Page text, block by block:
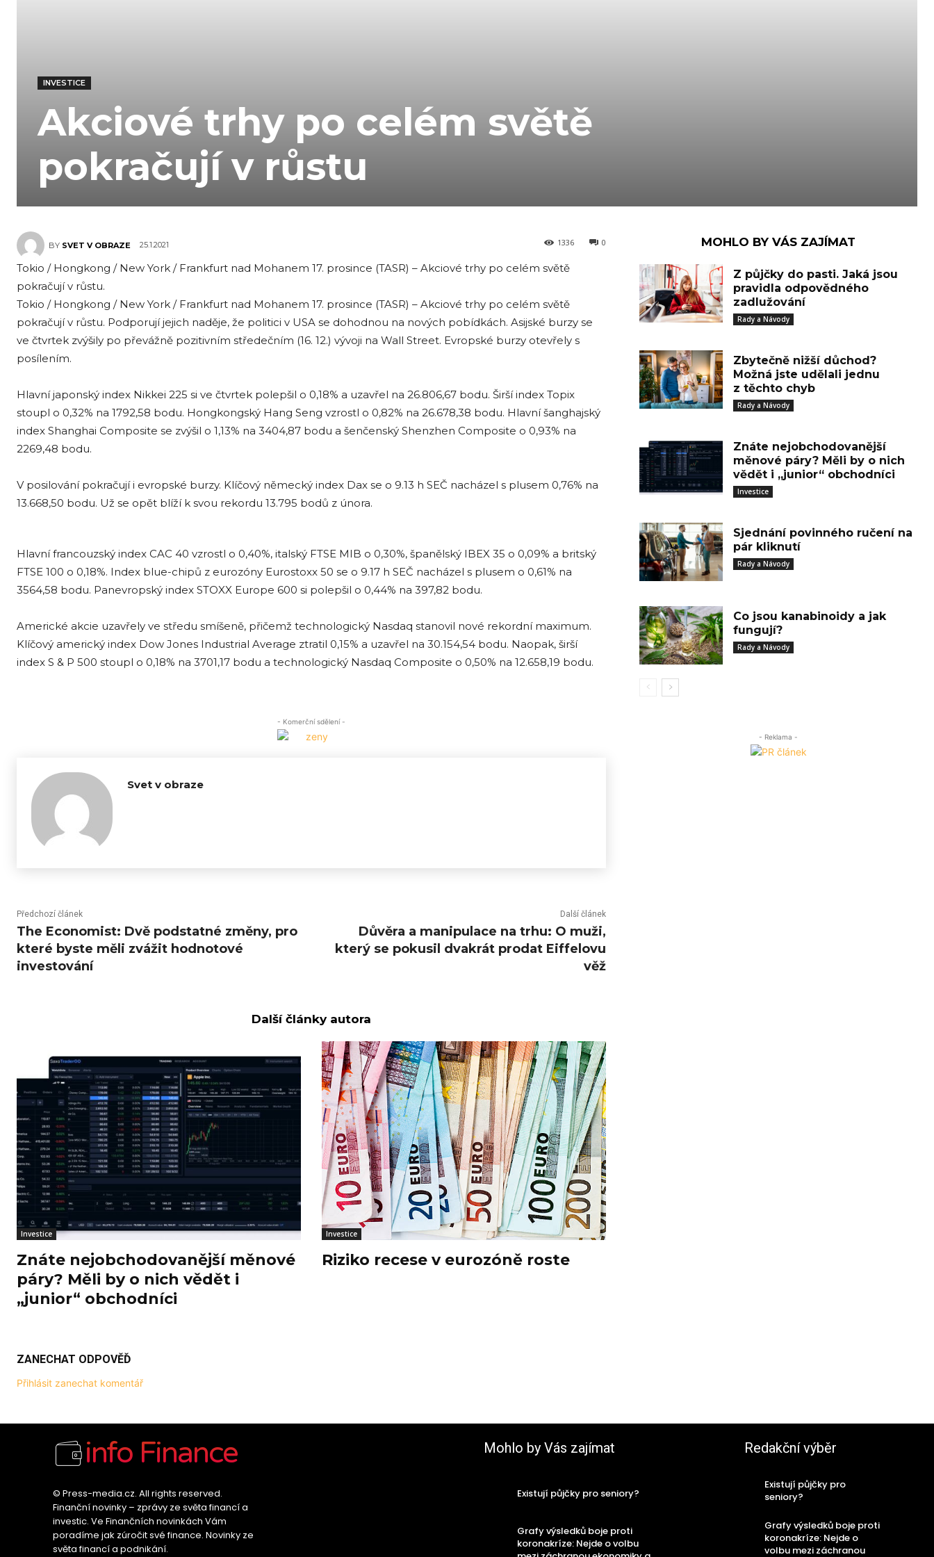
INVESTICE
Akciové trhy po celém světě
pokračují v růstu
BY SVET V OBRAZE 25.1.2021 0
1336
Tokio / Hongkong / New York / Frankfurt nad Mohanem 17. prosince (TASR) – Akciové trhy po celém světě
pokračují v růstu.
Tokio / Hongkong / New York / Frankfurt nad Mohanem 17. prosince (TASR) – Akciové trhy po celém světě
pokračují v růstu. Podporují jejich naděje, že politici v USA se dohodnou na nových pobídkách. Asijské burzy se
ve čtvrtek zvýšily po převážně pozitivním středečním (16. 12.) vývoji na Wall Street. Evropské burzy otevřely s
posílením.
Hlavní japonský index Nikkei 225 si ve čtvrtek polepšil o 0,18% a uzavřel na 26.806,67 bodu. Širší index Topix
stoupl o 0,32% na 1792,58 bodu. Hongkongský Hang Seng vzrostl o 0,82% na 26.678,38 bodu. Hlavní šanghajský
index Shanghai Composite se zvýšil o 1,13% na 3404,87 bodu a šenčenský Shenzhen Composite o 0,93% na
2269,48 bodu.
V posilování pokračují i ​​evropské burzy. Klíčový německý index Dax se o 9.13 h SEČ nacházel s plusem 0,76% na
13.668,50 bodu. Už se opět blíží k svou rekordu 13.795 bodů z února.
Hlavní francouzský index CAC 40 vzrostl o 0,40%, italský FTSE MIB o 0,30%, španělský IBEX 35 o 0,09% a britský
FTSE 100 o 0,18%. Index blue-chipů z eurozóny Eurostoxx 50 se o 9.17 h SEČ nacházel s plusem o 0,61% na
3564,58 bodu. Panevropský index STOXX Europe 600 si polepšil o 0,44% na 397,82 bodu.
Americké akcie uzavřely ve středu smíšeně, přičemž technologický Nasdaq stanovil nové rekordní maximum.
Klíčový americký index Dow Jones Industrial Average ztratil 0,15% a uzavřel na 30.154,54 bodu. Naopak, širší
index S & P 500 stoupl o 0,18% na 3701,17 bodu a technologický Nasdaq Composite o 0,50% na 12.658,19 bodu.
- Komerční sdělení -
Svet v obraze
Předchozí článek
The Economist: Dvě podstatné změny, pro
které byste měli zvážit hodnotové
investování
Další článek
Důvěra a manipulace na trhu: O muži,
který se pokusil dvakrát prodat Eiffelovu
věž
Další články autora
Investice
Znáte nejobchodovanější měnové
páry? Měli by o nich vědět i
„junior“ obchodníci
Investice
Riziko recese v eurozóně roste
ZANECHAT ODPOVĚĎ
Přihlásit zanechat komentář
MOHLO BY VÁS ZAJÍMAT
Z půjčky do pasti. Jaká jsou
pravidla odpovědného
zadlužování
Rady a Návody
Zbytečně nižší důchod?
Možná jste udělali jednu
z těchto chyb
Rady a Návody
Znáte nejobchodovanější
měnové páry? Měli by o nich
vědět i „junior“ obchodníci
Investice
Sjednání povinného ručení na
pár kliknutí
Rady a Návody
Co jsou kanabinoidy a jak
fungují?
Rady a Návody
- Reklama -
info Finance
© Press-media.cz. All rights reserved.
Finanční novinky – zprávy ze světa financí a
investic. Ve Finančních novinkách Vám
poradíme jak zúročit své finance. Novinky ze
světa financí a podnikání.
Mohlo by Vás zajímat
Existují půjčky pro seniory?
Grafy výsledků boje proti
koronakríze: Nejde o volbu
Redakční výběr
Existují půjčky pro
seniory?
Grafy výsledků boje proti
koronakríze: Nejde o
volbu mezi záchranou